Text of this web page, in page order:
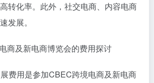
转化率。此外，社交电商、内容电商
发展。
商及新电商博览会的费用探讨
费用是参加CBEC跨境电商及新电商